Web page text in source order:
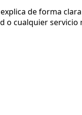
de forma
o cualquier servicio